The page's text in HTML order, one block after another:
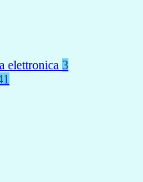
elettronica 3